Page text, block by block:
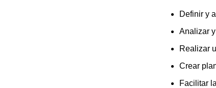
Definir y
Analizar
Realizar
Crear
Facilitar